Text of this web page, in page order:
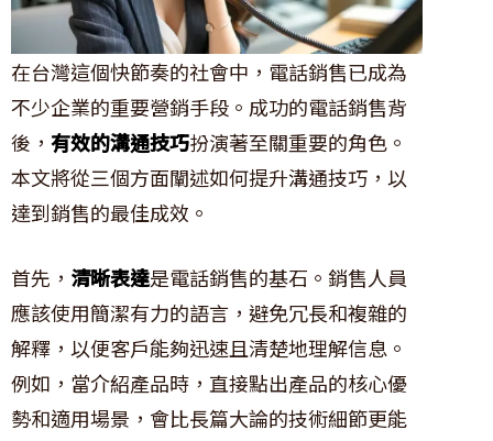
在台灣這個快節奏的社會中，電話銷售已成為
不少企業的重要營銷手段。成功的電話銷售背
後， 有效的溝通技巧扮演著至關重要的角色。
本文將從三個方面闡述如何提升溝通技巧，以
達到銷售的最佳成效。
首先， 清晰表達是電話銷售的基石。銷售人員
應該使用簡潔有力的語言，避免冗長和複雜的
解釋，以便客戶能夠迅速且清楚地理解信息。
例如，當介紹產品時，直接點出產品的核心優
勢和適用場景，會比長篇大論的技術細節更能